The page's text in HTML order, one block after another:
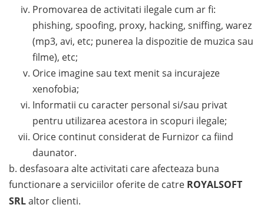
Promovarea de activitati ilegale cum ar fi:
phishing, spoofing, proxy, hacking, sniffing, warez
(mp3, avi, etc; punerea la dispozitie de muzica sau
filme), etc;
Orice imagine sau text menit sa incurajeze
xenofobia;
Informatii cu caracter personal si/sau privat
pentru utilizarea acestora in scopuri ilegale;
Orice continut considerat de Furnizor ca fiind
daunator.
b. desfasoara alte activitati care afecteaza buna
functionare a serviciilor oferite de catre ROYALSOFT
SRLaltor clienti.